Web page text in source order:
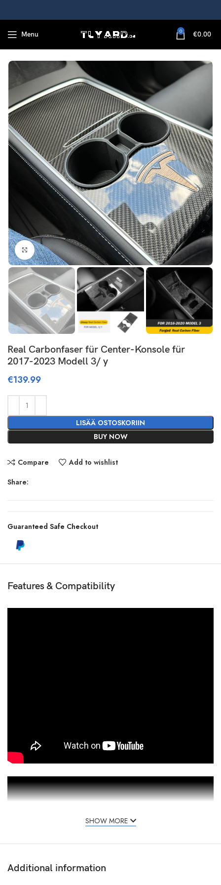
Menu 0 €0.00
Click to enlarge
Real Carbonfaser für Center-Konsole für
2017-2023 Modell 3/ y
€139.99
LISÄÄ OSTOSKORIIN
BUY NOW
Compare Add to wishlist
Share:
Guaranteed Safe Checkout
Features & Compatibility
SHOW MORE
Additional information